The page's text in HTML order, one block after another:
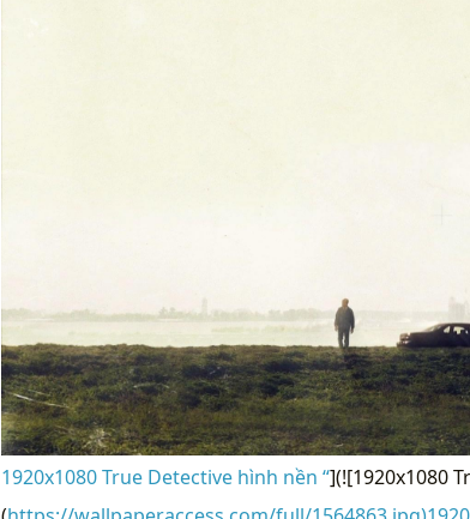
1920x1080 True Detective hình nền “](![1920x1080